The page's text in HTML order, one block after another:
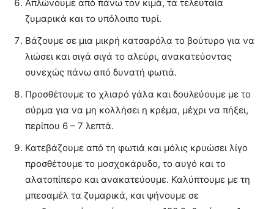
Απλώνουμε από πάνω τον κιμά, τα τελευταία
ζυμαρικά και το υπόλοιπο τυρί.
Βάζουμε σε μια μικρή κατσαρόλα το βούτυρο για να
λιώσει και σιγά σιγά το αλεύρι, ανακατεύοντας
συνεχώς πάνω από δυνατή φωτιά.
Προσθέτουμε το χλιαρό γάλα και δουλεύουμε με το
σύρμα για να μη κολλήσει η κρέμα, μέχρι να πήξει,
περίπου 6 – 7 λεπτά.
Κατεβάζουμε από τη φωτιά και μόλις κρυώσει λίγο
προσθέτουμε το μοσχοκάρυδο, το αυγό και το
αλατοπίπερο και ανακατεύουμε. Καλύπτουμε με τη
μπεσαμέλ τα ζυμαρικά, και ψήνουμε σε